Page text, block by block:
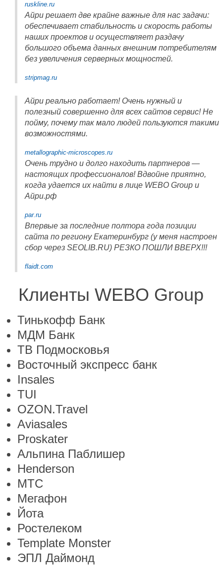
ruskline.ru
Айри решает две крайне важные для нас задачи:
обеспечивает стабильность и скорость работы
наших проектов и осуществляет раздачу
большого объема данных внешним потребителям
без увеличения серверных мощностей.
stripmag.ru
Айри реально работает! Очень нужный и
полезный совершенно для всех сайтов сервис! Не
пойму, почему так мало людей пользуются такими
возможностями.
metallographic-microscopes.ru
Очень трудно и долго находить партнеров —
настоящих профессионалов! Вдвойне приятно,
когда удается их найти в лице WEBO Group и
Айри.рф
par.ru
Впервые за последние полтора года позиции
сайта по региону Екатеринбург (у меня настроен
сбор через SEOLIB.RU) РЕЗКО ПОШЛИ ВВЕРХ!!!
flaidt.com
Клиенты WEBO Group
Тинькофф Банк
МДМ Банк
ТВ Подмосковья
Восточный экспресс банк
Insales
TUI
OZON.Travel
Aviasales
Proskater
Альпина Паблишер
Henderson
МТС
Мегафон
Йота
Ростелеком
Template Monster
ЭПЛ Даймонд